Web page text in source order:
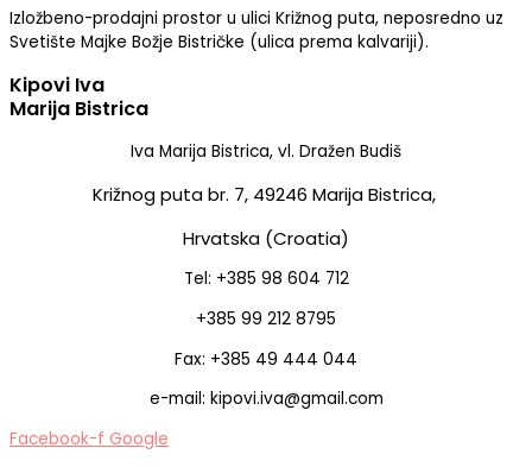
Izložbeno-prodajni prostor u ulici Križnog puta, neposredno uz
Svetište Majke Božje Bistričke (ulica prema kalvariji).
Kipovi Iva
Marija Bistrica
Iva Marija Bistrica, vl. Dražen Budiš
Križnog puta br. 7, 49246 Marija Bistrica,
Hrvatska (Croatia)
Tel: +385 98 604 712
+385 99 212 8795
Fax: +385 49 444 044
e-mail: kipovi.iva@gmail.com
Facebook-f Google